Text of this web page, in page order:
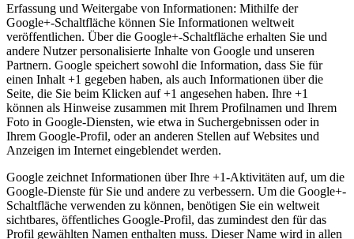
Erfassung und Weitergabe von Informationen: Mithilfe der
Google+-Schaltfläche können Sie Informationen weltweit
veröffentlichen. Über die Google+-Schaltfläche erhalten Sie und
andere Nutzer personalisierte Inhalte von Google und unseren
Partnern. Google speichert sowohl die Information, dass Sie für
einen Inhalt +1 gegeben haben, als auch Informationen über die
Seite, die Sie beim Klicken auf +1 angesehen haben. Ihre +1
können als Hinweise zusammen mit Ihrem Profilnamen und Ihrem
Foto in Google-Diensten, wie etwa in Suchergebnissen oder in
Ihrem Google-Profil, oder an anderen Stellen auf Websites und
Anzeigen im Internet eingeblendet werden.
Google zeichnet Informationen über Ihre +1-Aktivitäten auf, um die
Google-Dienste für Sie und andere zu verbessern. Um die Google+-
Schaltfläche verwenden zu können, benötigen Sie ein weltweit
sichtbares, öffentliches Google-Profil, das zumindest den für das
Profil gewählten Namen enthalten muss. Dieser Name wird in allen